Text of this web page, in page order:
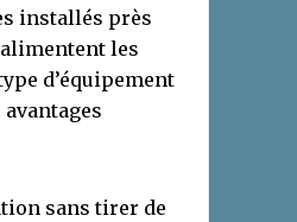
installés près
les
d’équipement
sans tirer de